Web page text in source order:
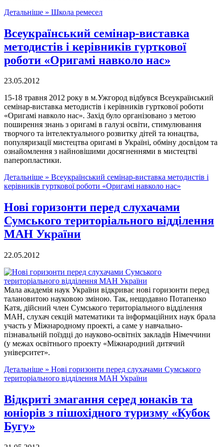
Детальніше » Школа ремесел
Всеукраїнський семінар-виставка
методистів і керівників гурткової
роботи «Оригамі навколо нас»
23.05.2012
15-18 травня 2012 року в м.Ужгород відбувся Всеукраїнський
семінар-виставка методистів і керівників гурткової роботи
«Оригамі навколо нас». Захід було організовано з метою
поширення знань з оригамі в галузі освіти, стимулювання
творчого та інтелектуального розвитку дітей та юнацтва,
популяризації мистецтва оригамі в Україні, обміну досвідом та
ознайомлення з найновішими досягненнями в мистецтві
паперопластики.
Детальніше » Всеукраїнський семінар-виставка методистів і
керівників гурткової роботи «Оригамі навколо нас»
Нові горизонти перед слухачами
Сумського територіального відділення
МАН України
22.05.2012
Мала академія наук України відкриває нові горизонти перед
талановитою науковою зміною. Так, нещодавно Потапенко
Катя, дійсний член Сумського територіального відділення
МАН, слухач секцій математики та інформаційних наук брала
участь у Міжнародному проекті, а саме у навчально-
пізнавальній поїздці до науково-освітніх закладів Німеччини
(у межах освітнього проекту «Міжнародний дитячий
університет».
Детальніше » Нові горизонти перед слухачами Сумського
територіального відділення МАН України
Відкриті змагання серед юнаків та
юніорів з пішохідного туризму «Кубок
Бугу»